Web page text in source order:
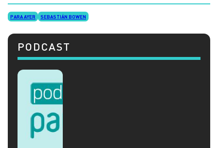
PARA AYER SEBASTIÁN BOWEN
PODCAST